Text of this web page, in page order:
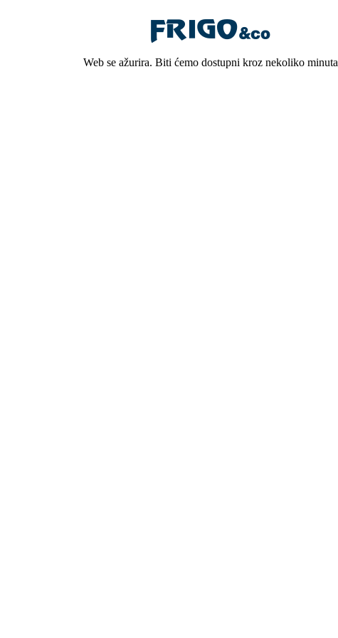
Web se ažurira. Biti ćemo dostupni kroz nekoliko minuta